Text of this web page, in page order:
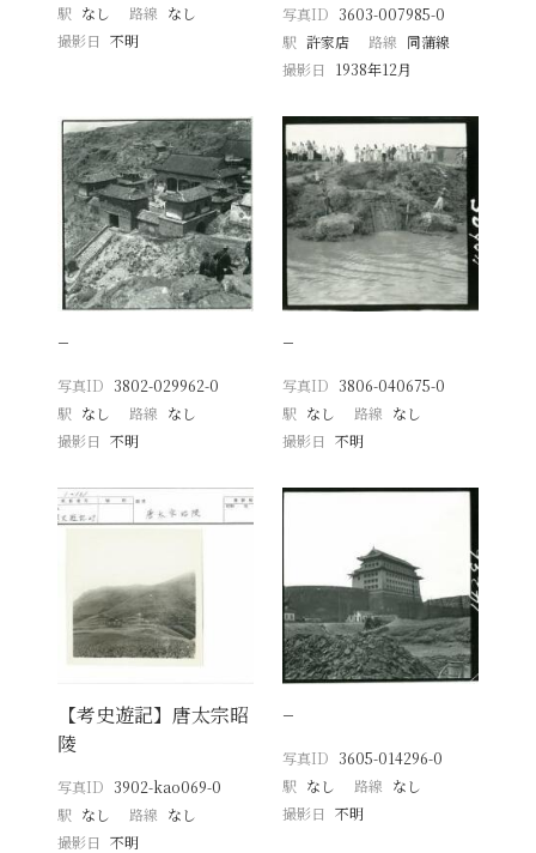
駅 なし 路線 なし
撮影日
不明
写真ID 3603-007985-0
駅 許家店 路線 同蒲線
撮影日
1938年12月
−
写真ID 3802-029962-0
駅 なし 路線 なし
撮影日
不明
−
写真ID 3806-040675-0
駅 なし 路線 なし
撮影日 不明
【考史遊記】唐太宗昭
陵
写真ID 3902-kao069-0
駅 なし 路線 なし
撮影日
不明
−
写真ID 3605-014296-0
駅 なし 路線 なし
撮影日 不明